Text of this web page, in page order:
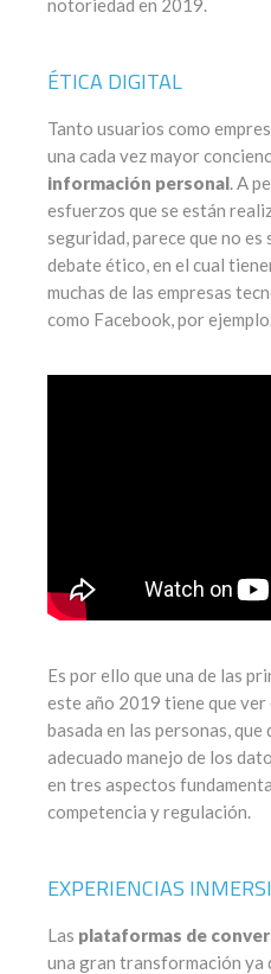
notoriedad en 2019.
ÉTICA DIGITAL
Tanto usuarios como
una cada vez mayor
información personal. A
esfuerzos que se están
seguridad, parece que no
debate ético, en el cual
muchas de las empresas
como Facebook, por
Es por ello que una de las
este año 2019 tiene que
basada en las personas,
adecuado manejo de los
en tres aspectos
competencia y regulación.
EXPERIENCIAS
Las plataformas de
una gran transformación ya